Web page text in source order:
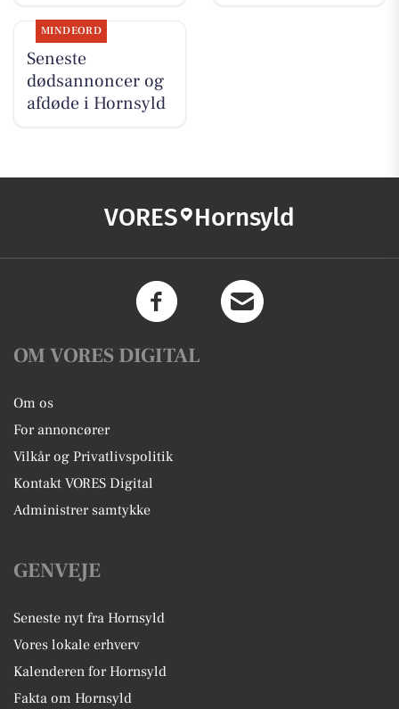
MINDEORD
Seneste
dødsannoncer og
afdøde i Hornsyld
VORES Hornsyld
OM VORES DIGITAL
Om os
For annoncører
Vilkår og Privatlivspolitik
Kontakt VORES Digital
Administrer samtykke
GENVEJE
Seneste nyt fra Hornsyld
Vores lokale erhverv
Kalenderen for Hornsyld
Fakta om Hornsyld